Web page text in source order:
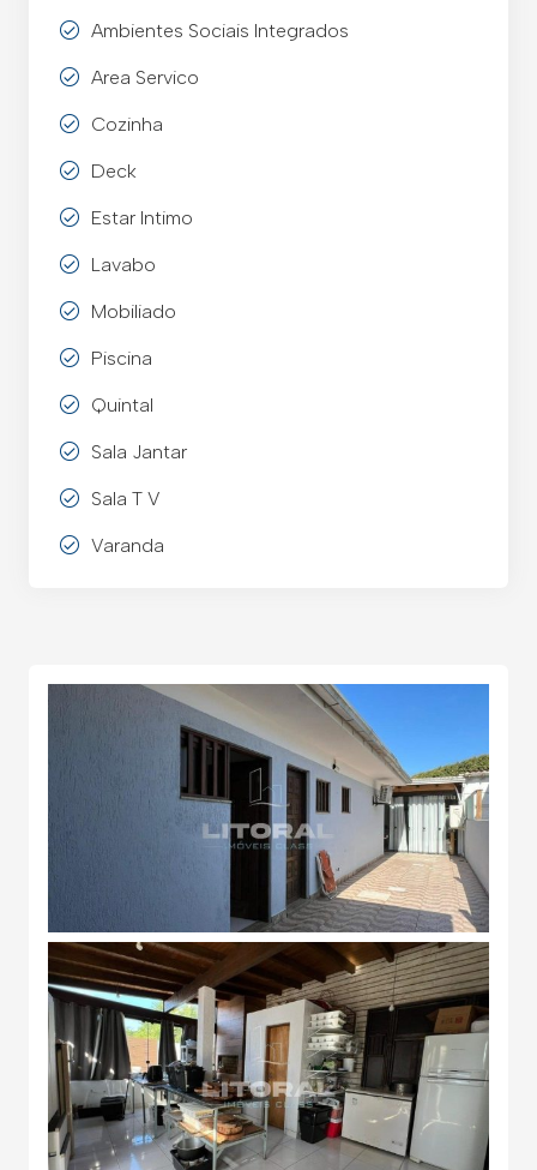
Ambientes Sociais Integrados
Area Servico
Cozinha
Deck
Estar Intimo
Lavabo
Mobiliado
Piscina
Quintal
Sala Jantar
Sala T V
Varanda